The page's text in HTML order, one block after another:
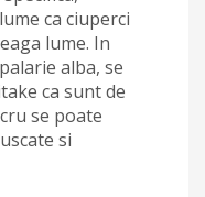
ca ciuperci
lume. In
alba, se
ca sunt de
se poate
si